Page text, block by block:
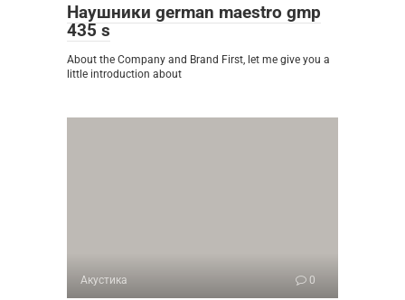
Наушники german maestro gmp
435 s
About the Company and Brand First, let me give you a
little introduction about
Акустика 0